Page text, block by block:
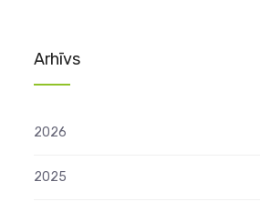
Arhīvs
2026
2025